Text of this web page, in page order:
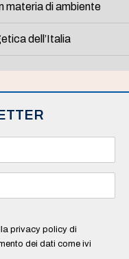
materia di ambiente
dell’Italia
privacy policy di
dei dati come ivi